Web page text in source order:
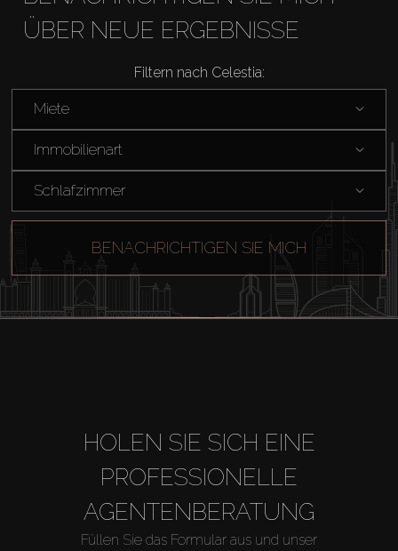
ÜBER NEUE ERGEBNISSE
Filtern nach Celestia:
Miete
Immobilienart
Schlafzimmer
BENACHRICHTIGEN SIE MICH
HOLEN SIE SICH EINE
PROFESSIONELLE
AGENTENBERATUNG
Füllen Sie das Formular aus und unser